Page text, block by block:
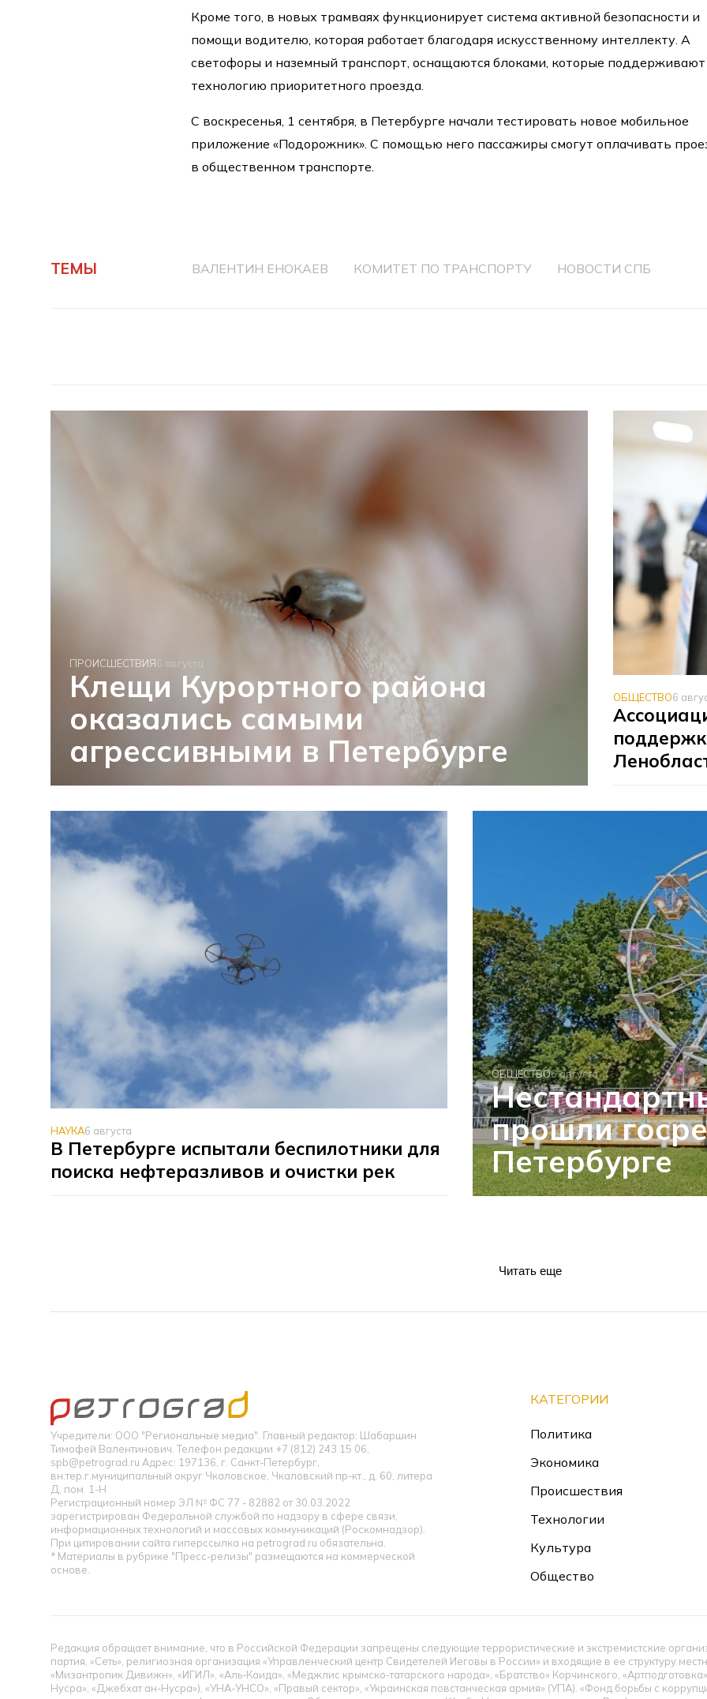
Кроме того, в новых трамваях функционирует система активной безопасности и
помощи водителю, которая работает благодаря искусственному интеллекту. А
светофоры и наземный транспорт, оснащаются блоками, которые поддерживают
технологию приоритетного проезда.
С воскресенья, 1 сентября, в Петербурге начали тестировать новое мобильное
приложение «Подорожник». С помощью него пассажиры смогут оплачивать
в общественном транспорте.
ТЕМЫ ВАЛЕНТИН ЕНОКАЕВ КОМИТЕТ ПО ТРАНСПОРТУ НОВОСТИ СПБ
ПРОИСШЕСТВИЯ6 августа
Клещи Курортного района
оказались самыми
агрессивными в Петербурге
ОБЩЕСТВО6
НАУКА6 августа
В Петербурге испытали беспилотники для
поиска нефтеразливов и очистки рек
ОБЩЕСТВО6 августа
прошли
Петербурге
Читать еще
Учредители: ООО "Региональные медиа". Главный редактор: Шабаршин
Тимофей Валентинович. Телефон редакции +7 (812) 243 15 06,
spb@petrograd.ru Адрес: 197136, г. Санкт-Петербург,
вн.тер.г.муниципальный округ Чкаловское, Чкаловский пр-кт., д. 60, литера
Д, пом. 1-Н
Регистрационный номер ЭЛ № ФС 77 - 82882 от 30.03.2022
зарегистрирован Федеральной службой по надзору в сфере связи,
информационных технологий и массовых коммуникаций (Роскомнадзор).
При цитировании сайта гиперссылка на petrograd.ru обязательна.
* Материалы в рубрике "Пресс-релизы" размещаются на коммерческой
основе.
КАТЕГОРИИ
Политика
Экономика
Происшествия
Технологии
Культура
Общество
Редакция обращает внимание, что в Российской Федерации запрещены следующие террористические и экстремистские
партия, «Сеть», религиозная организация «Управленческий центр Свидетелей Иеговы в России» и входящие в ее структуру
«Мизантропик Дивижн», «ИГИЛ», «Аль-Каида», «Меджлис крымско-татарского народа», «Братство» Корчинского,
Нусра», «Джебхат ан-Нусра»), «УНА-УНСО», «Правый сектор», «Украинская повстанческая армия» (УПА). «Фонд борьбы с